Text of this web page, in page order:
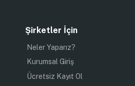
Şirketler İçin
Neler Yaparız?
Kurumsal Giriş
Ücretsiz Kayıt Ol